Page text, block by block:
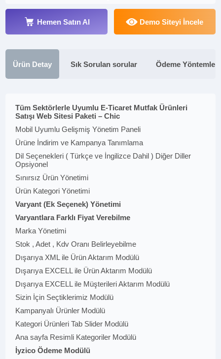
Hemen Satın Al Demo Siteyi İncele
Ürün Detay Sık Sorulan sorular Ödeme Yöntemleri
Tüm Sektörlerle Uyumlu E-Ticaret Mutfak Ürünleri
Satışı Web Sitesi Paketi – Chic
Mobil Uyumlu Gelişmiş Yönetim Paneli
Ürüne İndirim ve Kampanya Tanımlama
Dil Seçenekleri ( Türkçe ve İngilizce Dahil ) Diğer Diller
Opsiyonel
Sınırsız Ürün Yönetimi
Ürün Kategori Yönetimi
Varyant (Ek Seçenek) Yönetimi
Varyantlara Farklı Fiyat Verebilme
Marka Yönetimi
Stok , Adet , Kdv Oranı Belirleyebilme
Dışarıya XML ile Ürün Aktarım Modülü
Dışarıya EXCELL ile Ürün Aktarım Modülü
Dışarıya EXCELL ile Müşterileri Aktarım Modülü
Sizin İçin Seçtiklerimiz Modülü
Kampanyalı Ürünler Modülü
Kategori Ürünleri Tab Slider Modülü
Ana sayfa Resimli Kategoriler Modülü
İyzico Ödeme Modülü